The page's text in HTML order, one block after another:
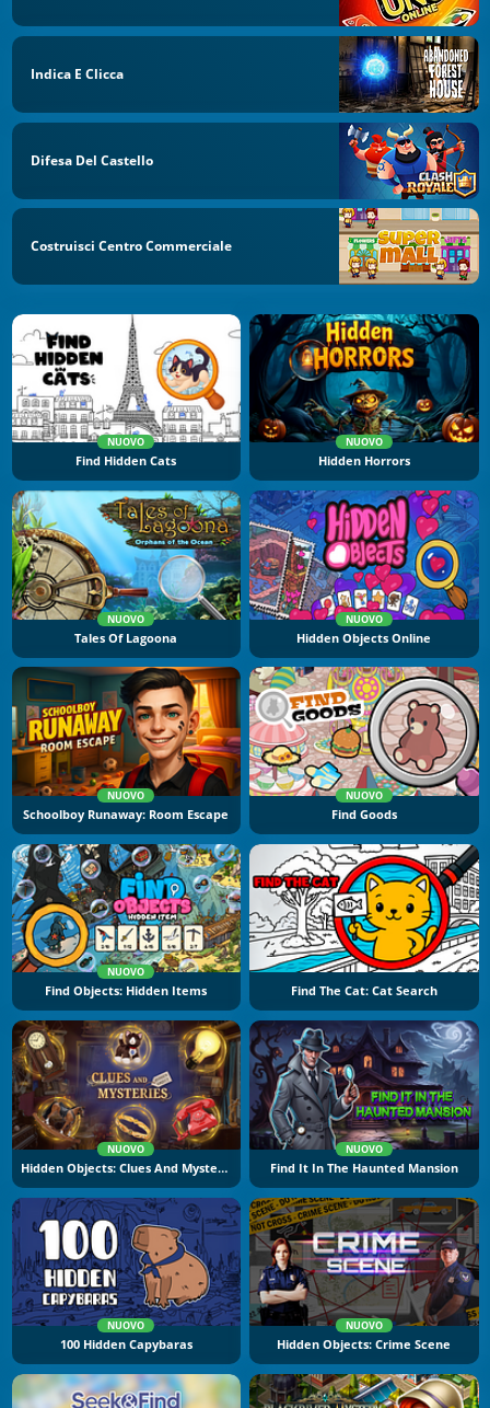
Indica E Clicca
Difesa Del Castello
Costruisci Centro Commerciale
NUOVO
Find Hidden Cats
NUOVO
Hidden Horrors
NUOVO
Tales Of Lagoona
NUOVO
Hidden Objects Online
NUOVO
Schoolboy Runaway: Room Escape
NUOVO
Find Goods
NUOVO
Find Objects: Hidden Items Find The Cat: Cat Search
NUOVO
Hidden Objects: Clues And Mysteries
NUOVO
Find It In The Haunted Mansion
NUOVO
100 Hidden Capybaras
NUOVO
Hidden Objects: Crime Scene